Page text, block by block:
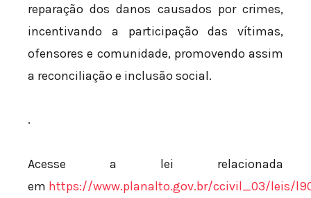
reparação dos danos causados por crimes,
incentivando a participação das vítimas,
ofensores e comunidade, promovendo assim
a reconciliação e inclusão social.
.
Acesse a lei relacionada
em https://www.planalto.gov.br/ccivil_03/leis/